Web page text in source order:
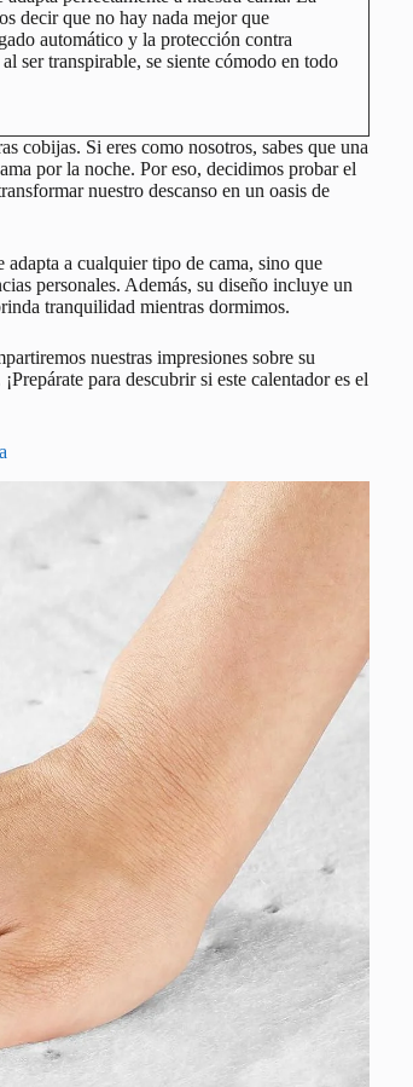
decir que no hay nada mejor que
automático y la protección contra
ser transpirable, se siente cómodo en todo
cobijas. Si eres como nosotros, sabes que una
por la noche. Por eso, decidimos probar el
nuestro descanso en un oasis de
a cualquier tipo de cama, sino que
personales. Además, su diseño incluye un
tranquilidad mientras dormimos.
nuestras impresiones sobre su
para descubrir si este calentador es el